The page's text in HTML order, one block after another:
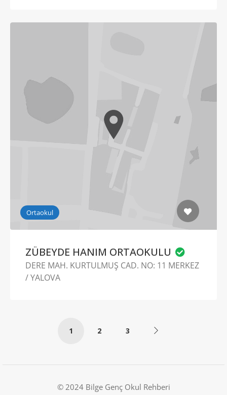
Ortaokul
ZÜBEYDE HANIM ORTAOKULU
DERE MAH. KURTULMUŞ CAD. NO: 11 MERKEZ
/ YALOVA
1 2 3
© 2024 Bilge Genç Okul Rehberi